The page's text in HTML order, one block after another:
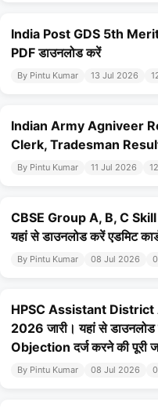
India Post GDS 5th Merit
PDF डाउनलोड करें
By Pintu Kumar 13 Jul 2026
Indian Army Agniveer
Clerk, Tradesman
By Pintu Kumar 11 Jul 2026
CBSE Group A, B, C
यहां से डाउनलोड करें एडमिट
By Pintu Kumar 08 Jul 2026
HPSC Assistant
2026 जारी। यहां से
Objection दर्ज करने की पूरी
By Pintu Kumar 08 Jul 2026